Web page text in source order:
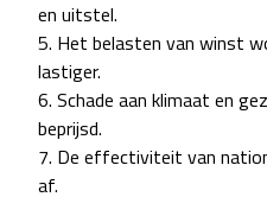
en uitstel.
5. Het belasten van winst
lastiger.
6. Schade aan klimaat en
beprijsd.
7. De effectiviteit van
af.